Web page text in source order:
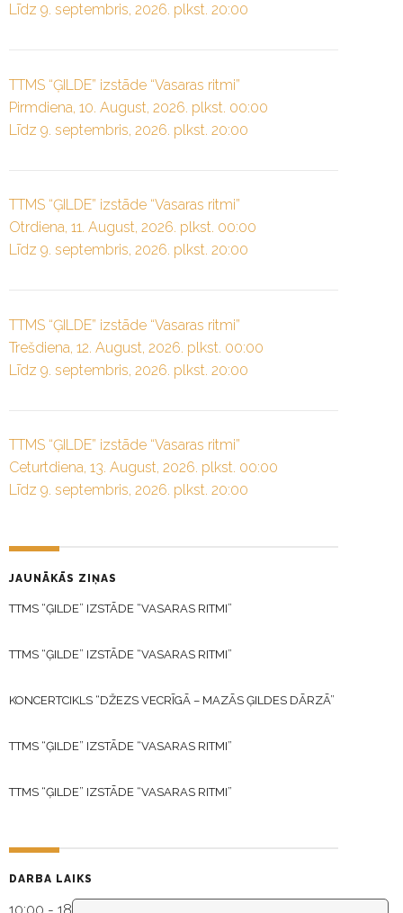
Līdz 9. septembris, 2026. plkst. 20:00
TTMS “ĢILDE” izstāde “Vasaras ritmi”
Pirmdiena, 10. August, 2026. plkst. 00:00
Līdz 9. septembris, 2026. plkst. 20:00
TTMS “ĢILDE” izstāde “Vasaras ritmi”
Otrdiena, 11. August, 2026. plkst. 00:00
Līdz 9. septembris, 2026. plkst. 20:00
TTMS “ĢILDE” izstāde “Vasaras ritmi”
Trešdiena, 12. August, 2026. plkst. 00:00
Līdz 9. septembris, 2026. plkst. 20:00
TTMS “ĢILDE” izstāde “Vasaras ritmi”
Ceturtdiena, 13. August, 2026. plkst. 00:00
Līdz 9. septembris, 2026. plkst. 20:00
JAUNĀKĀS ZIŅAS
TTMS “ĢILDE” IZSTĀDE “VASARAS RITMI”
TTMS “ĢILDE” IZSTĀDE “VASARAS RITMI”
KONCERTCIKLS “DŽEZS VECRĪGĀ – MAZĀS ĢILDES DĀRZĀ”
TTMS “ĢILDE” IZSTĀDE “VASARAS RITMI”
TTMS “ĢILDE” IZSTĀDE “VASARAS RITMI”
DARBA LAIKS
10:00 - 18:30